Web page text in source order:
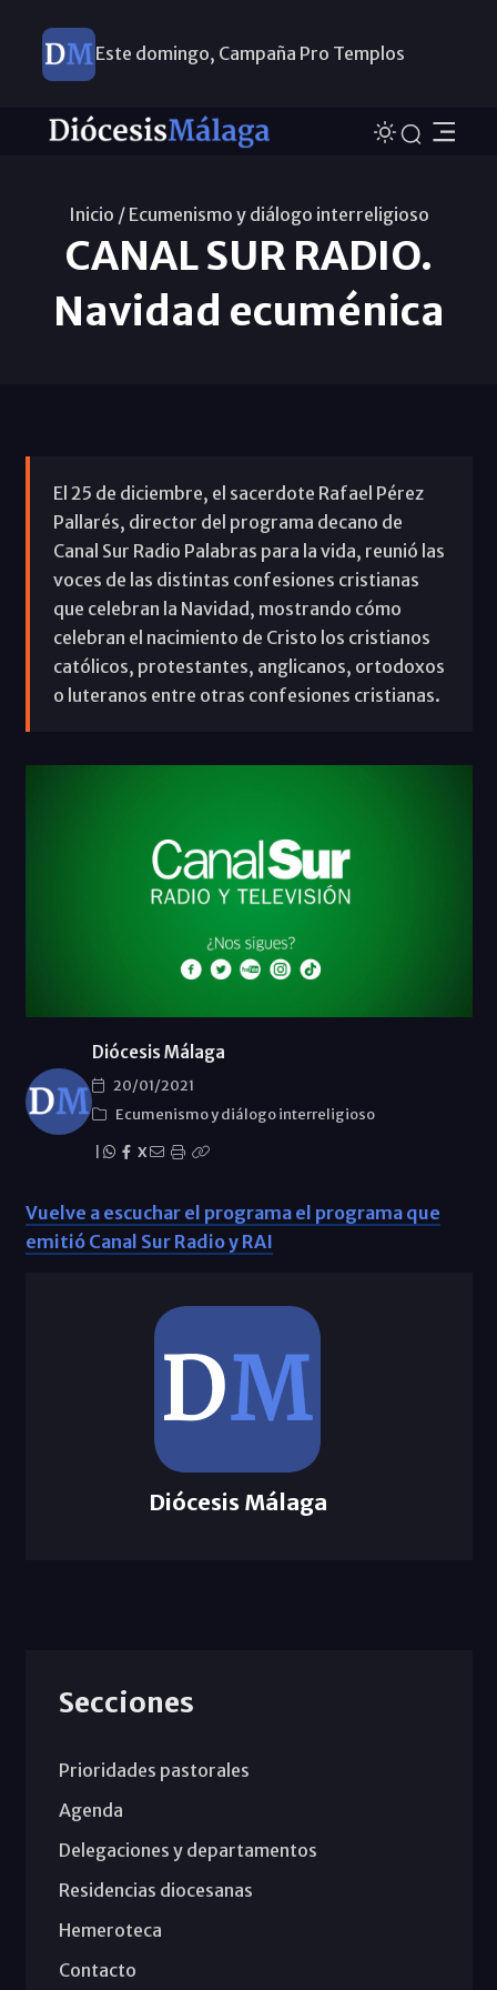
Este domingo, Campaña Pro Templos
Inicio / Ecumenismo y diálogo interreligioso
CANAL SUR RADIO.
Navidad ecuménica
El 25 de diciembre, el sacerdote Rafael Pérez
Pallarés, director del programa decano de
Canal Sur Radio Palabras para la vida, reunió las
voces de las distintas confesiones cristianas
que celebran la Navidad, mostrando cómo
celebran el nacimiento de Cristo los cristianos
católicos, protestantes, anglicanos, ortodoxos
o luteranos entre otras confesiones cristianas.
Diócesis Málaga
20/01/2021
Ecumenismo y diálogo interreligioso
X
Vuelve a escuchar el programa el programa que
emitió Canal Sur Radio y RAI
Diócesis Málaga
Secciones
Prioridades pastorales
Agenda
Delegaciones y departamentos
Residencias diocesanas
Hemeroteca
Contacto